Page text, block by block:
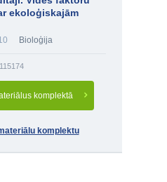
ekoloģiskajām
Bioloģija
komplektā
komplektu